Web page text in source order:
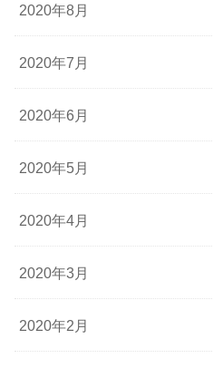
2020年8月
2020年7月
2020年6月
2020年5月
2020年4月
2020年3月
2020年2月